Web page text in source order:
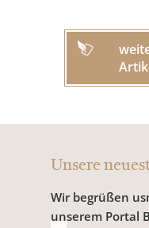
Unsere
Wir begrüßen
unserem Portal